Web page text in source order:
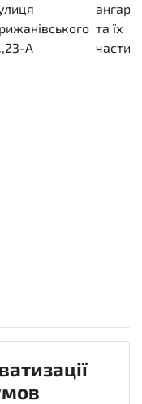
А
ангар
та їх